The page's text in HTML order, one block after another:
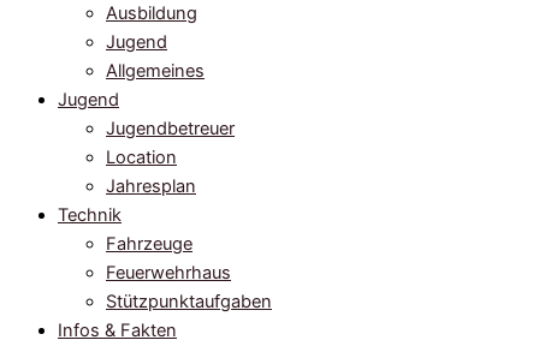
Ausbildung
Jugend
Allgemeines
Jugend
Jugendbetreuer
Location
Jahresplan
Technik
Fahrzeuge
Feuerwehrhaus
Stützpunktaufgaben
Infos & Fakten